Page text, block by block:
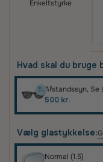
Enkeltstyrke
Hvad skal du bruge
Afstandssyn, Se
500 kr.
Vælg glastykkelse:
Normal (1.5)